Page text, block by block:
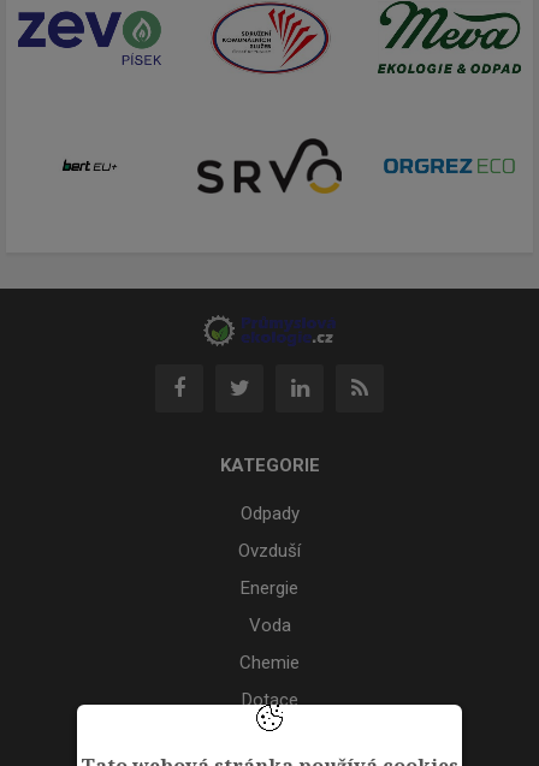
KATEGORIE
Odpady
Ovzduší
Energie
Voda
Chemie
Dotace
Akce